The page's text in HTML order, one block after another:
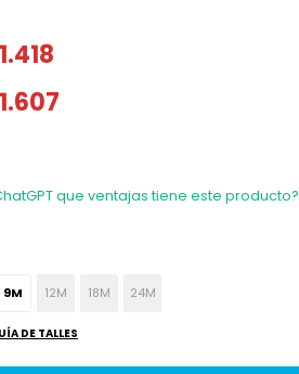
1.418
1.607
que ventajas tiene este producto?
9M 12M 18M 24M
DE TALLES